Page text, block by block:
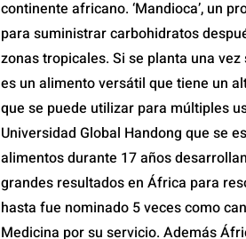
continente africano. ‘Mandioca’, un
para suministrar carbohidratos
zonas tropicales. Si se planta una
es un alimento versátil que tiene un
que se puede utilizar para múltiples
Universidad Global Handong que se
alimentos durante 17 años
grandes resultados en África para
hasta fue nominado 5 veces como
Medicina por su servicio. Además